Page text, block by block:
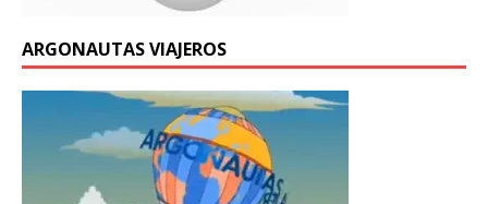
ARGONAUTAS VIAJEROS